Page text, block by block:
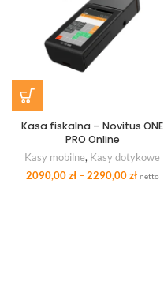
Kasa fiskalna – Novitus ONE
PRO Online
Kasy mobilne, Kasy dotykowe
2090,00 zł– 2290,00 zł netto